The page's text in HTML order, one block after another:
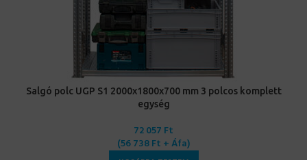
Salgó polc UGP S1 2000x1800x700 mm 3 polcos komplett
egység
72 057 Ft
(56 738Ft + Áfa)